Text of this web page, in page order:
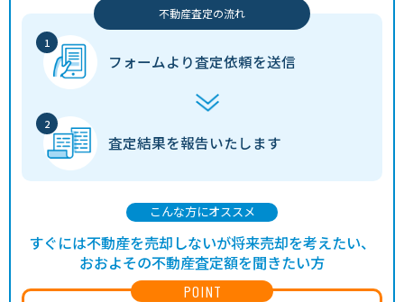
不動産査定の流れ
フォームより査定依頼を送信
査定結果を報告いたします
POINT
こんな方にオススメ
すぐには不動産を売却しないが将来売却を考えたい、
おおよその不動産査定額を聞きたい方